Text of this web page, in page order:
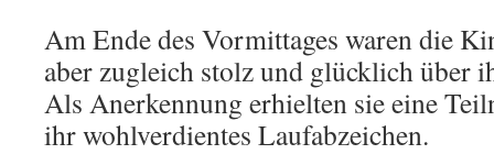
Am Ende des Vormittages waren die
aber zugleich stolz und glücklich über
Als Anerkennung erhielten sie eine
ihr wohlverdientes Laufabzeichen.